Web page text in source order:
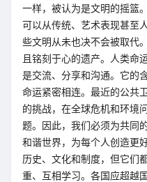
一样，被认为是文明的摇篮
可以从传统、艺术表现甚至
些文明从未也决不会被取代
且铭刻于心的遗产。人类命
是交流、分享和沟通。它的
命运紧密相连。最近的公共
的挑战，在全球危机和环境
题。因此，我们必须为共同
和谐世界，为每个人创造更
历史、文化和制度，但它们
重、互相学习。各国应超越